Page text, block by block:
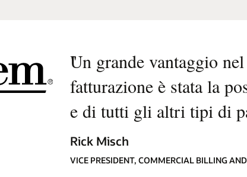
"
Un grande vantaggio
fatturazione è stata la
e di tutti gli altri tipi di
Rick Misch
VICE PRESIDENT, COMMERCIAL BILLING